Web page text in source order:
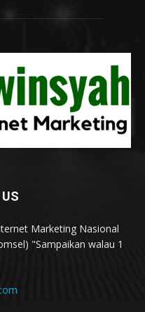
Marketing Nasional
"Sampaikan walau 1